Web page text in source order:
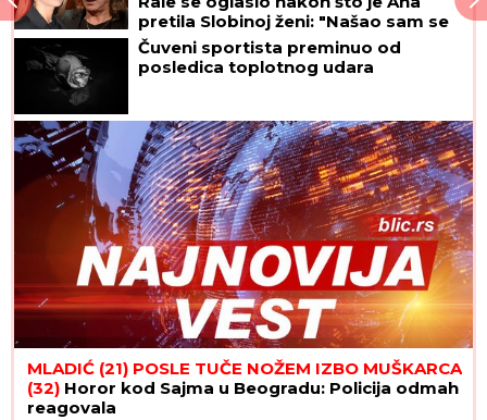
pretila Slobinoj ženi: "Našao sam se
između prijatelja i žene koju volim
najviše na svetu!"
Čuveni sportista preminuo od
posledica toplotnog udara
MLADIĆ (21) POSLE TUČE NOŽEM IZBO MUŠKARCA
(32) Horor kod Sajma u Beogradu: Policija odmah
reagovala